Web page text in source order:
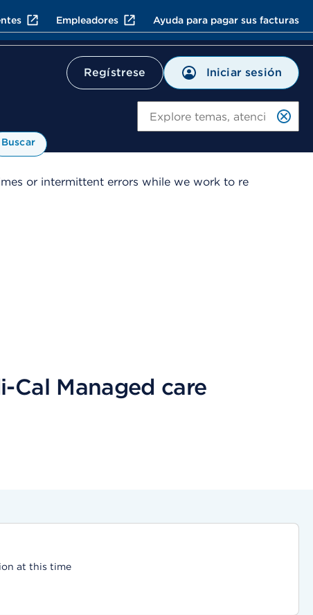
Empleadores Ayuda para pagar sus facturas
Regístrese Iniciar sesión
Buscar
or intermittent errors while we work to re
Cal Managed care
at this time